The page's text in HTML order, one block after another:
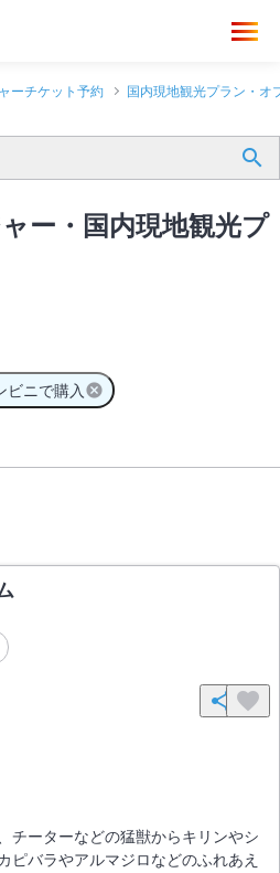
ーチケット予約 国内現地観光プラン・オ
ー・国内現地観光プ
ビニで購入
チーターなどの猛獣からキリンやシ
ピバラやアルマジロなどのふれあえ